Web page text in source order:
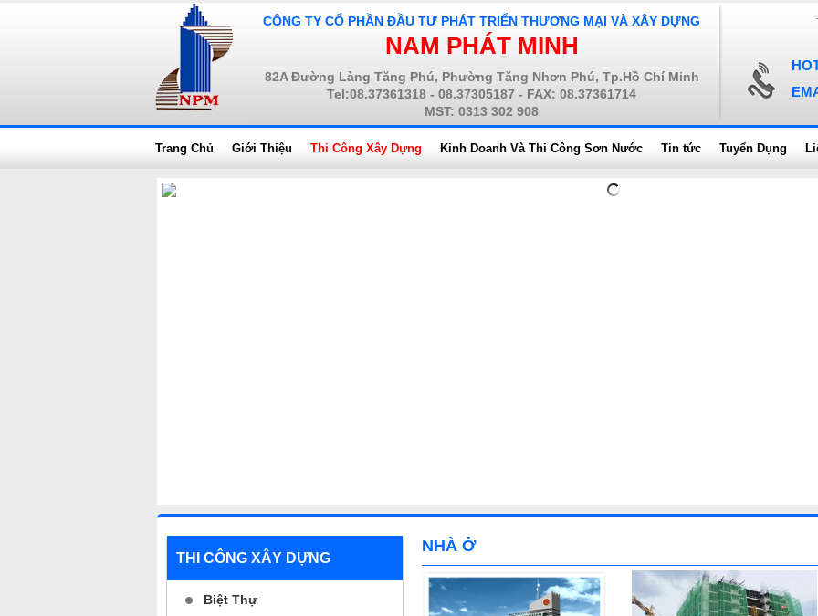
CÔNG TY CỔ PHẦN ĐẦU TƯ PHÁT TRIỂN THƯƠNG MẠI VÀ XÂY DỰNG
NAM PHÁT MINH
82A Đường Làng Tăng Phú, Phường Tăng Nhơn Phú, Tp.Hồ Chí Minh
Tel:08.37361318 - 08.37305187 - FAX: 08.37361714
MST: 0313 302 908
Trang Chủ Giới Thiệu Thi Công Xây Dựng Kinh Doanh Và Thi Công Sơn Nước Tin tức Tuyển Dụng
THI CÔNG XÂY DỰNG
Biệt Thự
NHÀ Ở